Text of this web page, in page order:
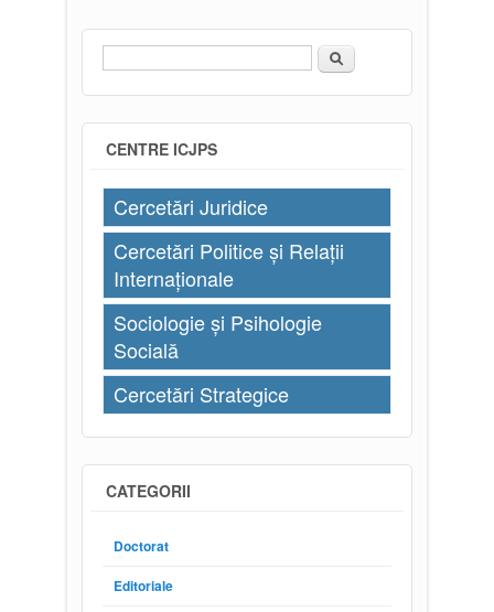
Formular de căutare
Căutare
CENTRE ICJPS
Cercetări Juridice
Cercetări Politice și Relații
Internaționale
Sociologie și Psihologie
Socială
Cercetări Strategice
CATEGORII
Doctorat
Editoriale